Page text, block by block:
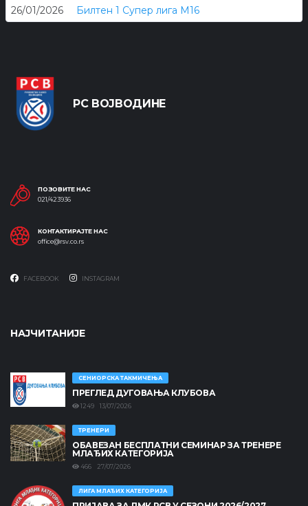
26/01/2026
Билтен 1 Супер лига М16
РС ВОЈВОДИНЕ
ПОЗОВИТЕ НАС
021/423936
КОНТАКТИРАЈТЕ НАС
office@rsv.co.rs
FACEBOOK INSTAGRAM
НАЈЧИТАНИЈЕ
СЕНИОРСКА ТАКМИЧЕЊА
ПРЕГЛЕД ДУГОВАЊА КЛУБОВА
1249 13/07/2026
ТРЕНЕРИ
ОБАВЕЗАН БЕСПЛАТНИ СЕМИНАР ЗА ТРЕНЕРЕ
МЛАЂИХ КАТЕГОРИЈА
466 27/07/2026
ЛИГА МЛАЂИХ КАТЕГОРИЈА